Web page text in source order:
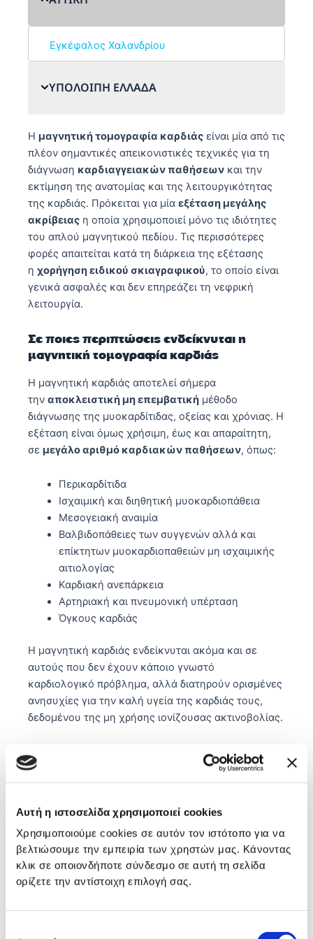
Αυτή η ιστοσελίδα χρησιμοποιεί cookies
Χρησιμοποιούμε cookies σε αυτόν τον ιστότοπο για να
βελτιώσουμε την εμπειρία των χρηστών μας. Κάνοντας
κλικ σε οποιονδήποτε σύνδεσμο σε αυτή τη σελίδα
ορίζετε την αντίστοιχη επιλογή σας.
Εγκέφαλος Χαλανδρίου
ΥΠΟΛΟΙΠΗ ΕΛΛΑΔΑ
Αλεξανδρούπολη
Η μαγνητική τομογραφία καρδιάς είναι μία από τις
πλέον σημαντικές απεικονιστικές τεχνικές για τη
διάγνωση καρδιαγγειακών παθήσεων και την
εκτίμηση της ανατομίας και της λειτουργικότητας
της καρδιάς. Πρόκειται για μία εξέταση μεγάλης
ακρίβειας η οποία χρησιμοποιεί μόνο τις ιδιότητες
του απλού μαγνητικού πεδίου. Τις περισσότερες
φορές απαιτείται κατά τη διάρκεια της εξέτασης
η χορήγηση ειδικού σκιαγραφικού, το οποίο είναι
γενικά ασφαλές και δεν επηρεάζει τη νεφρική
λειτουργία.
Σε ποιες περιπτώσεις ενδείκνυται η
μαγνητική τομογραφία καρδιάς
Η μαγνητική καρδιάς αποτελεί σήμερα
την αποκλειστική μη επεμβατική μέθοδο
διάγνωσης της μυοκαρδίτιδας, οξείας και χρόνιας. Η
εξέταση είναι όμως χρήσιμη, έως και απαραίτητη,
σε μεγάλο αριθμό καρδιακών παθήσεων, όπως:
Περικαρδίτιδα
Ισχαιμική και διηθητική μυοκαρδιοπάθεια
Μεσογειακή αναιμία
Βαλβιδοπάθειες των συγγενών αλλά και
επίκτητων μυοκαρδιοπαθειών μη ισχαιμικής
αιτιολογίας
Καρδιακή ανεπάρκεια
Αρτηριακή και πνευμονική υπέρταση
Όγκους καρδιάς
Η μαγνητική καρδιάς ενδείκνυται ακόμα και σε
αυτούς που δεν έχουν κάποιο γνωστό
καρδιολογικό πρόβλημα, αλλά διατηρούν ορισμένες
ανησυχίες για την καλή υγεία της καρδιάς τους,
δεδομένου της μη χρήσης ιονίζουσας ακτινοβολίας.
Πως διενεργείται
η εξέταση της
μαγνητικής τομογραφίας
διάρκεια της εξέτασης ο ασθενής βρίσκεται
ξαπλωμένος σε ύπτια θέση στο τραπέζι του
μαγνητικού τομογράφου, ακούγοντας μουσική της
αρεσκείας του, ενώ βρίσκεται σε συνεχή οπτικό-
ακουστική επικοινωνία με τον τεχνολόγο του